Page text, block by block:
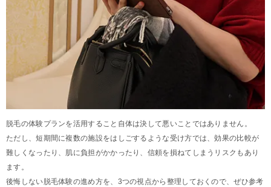
脱毛の体験プランを活用すること自体は決して悪いことではありません。
ただし、短期間に複数の施設をはしごするような受け方では、効果の比較が
難しくなったり、肌に負担がかかったり、信頼を損ねてしまうリスクもあり
ます。
後悔しない脱毛体験の進め方を、3つの視点から整理しておくので、ぜひ参考